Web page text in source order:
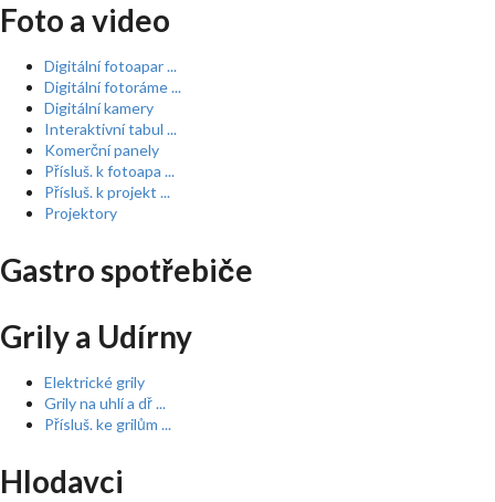
Foto a video
Digitální fotoapar ...
Digitální fotoráme ...
Digitální kamery
Interaktivní tabul ...
Komerční panely
Přísluš. k fotoapa ...
Přísluš. k projekt ...
Projektory
Gastro spotřebiče
Grily a Udírny
Elektrické grily
Grily na uhlí a dř ...
Přísluš. ke grilům ...
Hlodavci